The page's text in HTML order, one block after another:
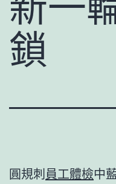
鎖
圓規刺員工體檢中